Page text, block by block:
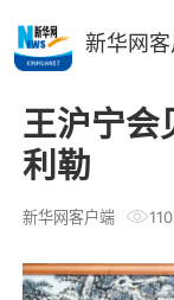
王沪宁会
利勒
新华网客户端
新华网